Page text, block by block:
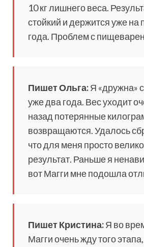
10 кг лишнего веса.
стойкий и держится уже на
года. Проблем с
Пишет Ольга:Я «дружна»
уже два года. Вес уходит
назад потерянные
возвращаются. Удалось
что для меня просто
результат. Раньше я
вот Магги мне подошла
Пишет Кристина:Я во
Магги очень жду того